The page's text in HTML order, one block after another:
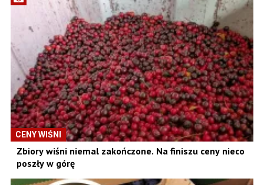
CENY WIŚNI
Zbiory wiśni niemal zakończone. Na finiszu ceny nieco
poszły w górę